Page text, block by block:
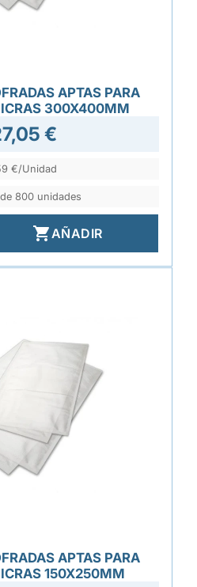
APTAS PARA
300X400MM
€
€/Unidad
800 unidades
AÑADIR
APTAS PARA
150X250MM